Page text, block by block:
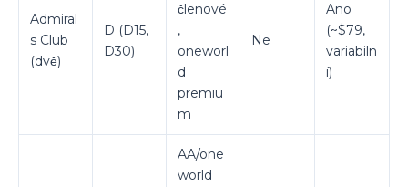
Admiral
s Club
(dvě)
D (D15,
D30)
členové
,
oneworl
d
premiu
m
Ne
Ano
(~$79,
variabiln
í)
AA/one
world